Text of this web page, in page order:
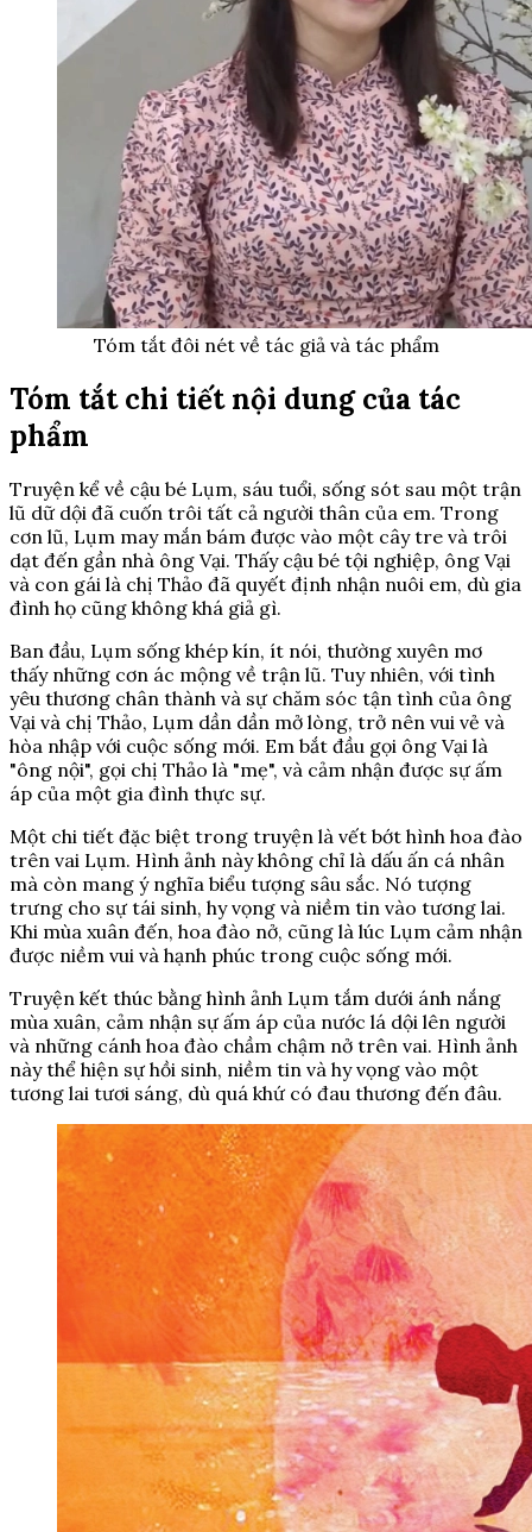
Tóm tắt đôi nét về tác giả và tác phẩm
Tóm tắt chi tiết nội dung của tác
phẩm
Truyện kể về cậu bé Lụm, sáu tuổi, sống sót sau một trận
lũ dữ dội đã cuốn trôi tất cả người thân của em. Trong
cơn lũ, Lụm may mắn bám được vào một cây tre và trôi
dạt đến gần nhà ông Vại. Thấy cậu bé tội nghiệp, ông Vại
và con gái là chị Thảo đã quyết định nhận nuôi em, dù gia
đình họ cũng không khá giả gì.
Ban đầu, Lụm sống khép kín, ít nói, thường xuyên mơ
thấy những cơn ác mộng về trận lũ. Tuy nhiên, với tình
yêu thương chân thành và sự chăm sóc tận tình của ông
Vại và chị Thảo, Lụm dần dần mở lòng, trở nên vui vẻ và
hòa nhập với cuộc sống mới. Em bắt đầu gọi ông Vại là
"ông nội", gọi chị Thảo là "mẹ", và cảm nhận được sự ấm
áp của một gia đình thực sự.
Một chi tiết đặc biệt trong truyện là vết bớt hình hoa đào
trên vai Lụm. Hình ảnh này không chỉ là dấu ấn cá nhân
mà còn mang ý nghĩa biểu tượng sâu sắc. Nó tượng
trưng cho sự tái sinh, hy vọng và niềm tin vào tương lai.
Khi mùa xuân đến, hoa đào nở, cũng là lúc Lụm cảm nhận
được niềm vui và hạnh phúc trong cuộc sống mới.
Truyện kết thúc bằng hình ảnh Lụm tắm dưới ánh nắng
mùa xuân, cảm nhận sự ấm áp của nước lá dội lên người
và những cánh hoa đào chầm chậm nở trên vai. Hình ảnh
này thể hiện sự hồi sinh, niềm tin và hy vọng vào một
tương lai tươi sáng, dù quá khứ có đau thương đến đâu.